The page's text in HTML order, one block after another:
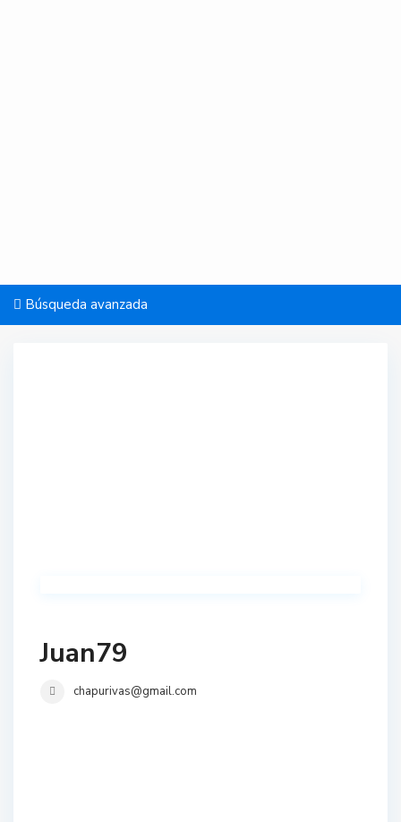
Búsqueda avanzada
Juan79
chapurivas@gmail.com